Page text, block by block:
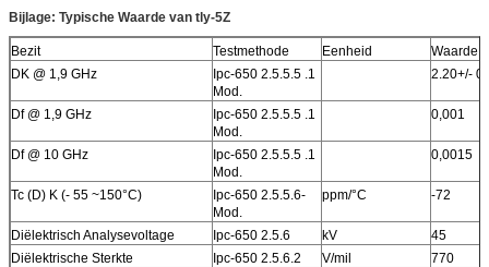
Stop via Diameter
De Tolerantie van de
impedantiecontrole
±10%
HASL, HASL ALS, ENIG,
Onderdompelingstin,
Onderdompelingszilver, OSP, Gouden
Vinger, Zuivere gouden geplateerd enz.
Bijlage: Typische Waarde van tly-5Z
Bezit Testmethode Eenheid
Waarde
DK @ 1,9 GHz
Ipc-650 2.5.5.5 .1
Mod.
2.20+/-
Df @ 1,9 GHz
Ipc-650 2.5.5.5 .1
Mod.
0,001
Df @ 10 GHz
Ipc-650 2.5.5.5 .1
Mod.
0,0015
Tc (D) K (- 55 ~150°C)
Ipc-650 2.5.5.6-
Mod.
ppm/°C -72
Diëlektrisch Analysevoltage Ipc-650 2.5.6 kV
45
Diëlektrische Sterkte
Ipc-650 2.5.6.2 V/mil
770